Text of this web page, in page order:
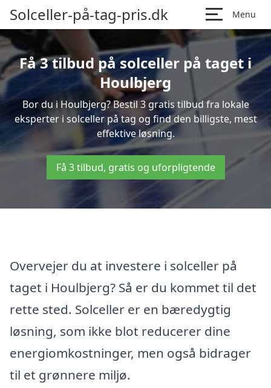
Solceller-på-tag-pris.dk Menu
Få 3 tilbud på solceller på taget i
Houlbjerg
Bor du i Houlbjerg? Bestil 3 gratis tilbud fra lokale
eksperter i solceller på tag og find den billigste, mest
effektive løsning.
Få 3 tilbud, gratis og uforpligtende
Overvejer du at investere i solceller på
taget i Houlbjerg? Så er du kommet til det
rette sted. Solceller er en bæredygtig
løsning, som ikke blot reducerer dine
energiomkostninger, men også bidrager
til et grønnere miljø.